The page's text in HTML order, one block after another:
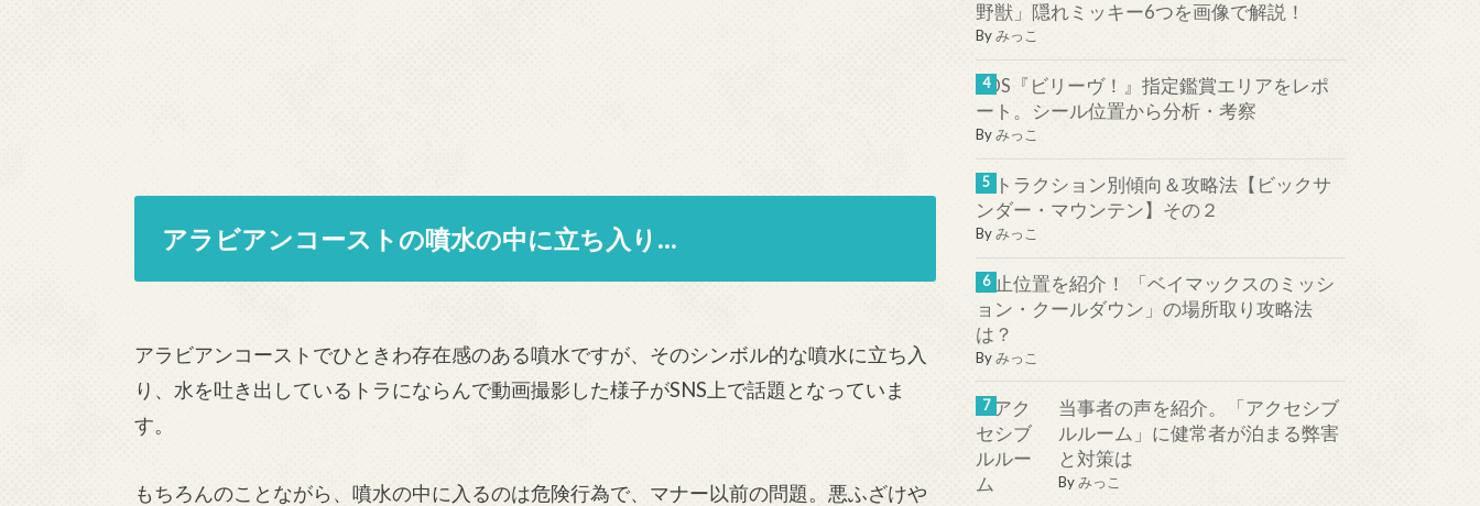
アラビアンコーストの噴水の中に立ち入り…
アラビアンコーストでひときわ存在感のある噴水ですが、そのシンボル的な噴水に立ち入
り、水を吐き出しているトラにならんで動画撮影した様子がSNS上で話題となっていま
す。
もちろんのことながら、噴水の中に入るのは危険行為で、マナー以前の問題。悪ふざけや
野獣」隠れミッキー6つを画像で解説！
Byみっこ
TDS『ビリーヴ！』指定鑑賞エリアをレポ
ート。シール位置から分析・考察
Byみっこ
アトラクション別傾向＆攻略法【ビックサ
ンダー・マウンテン】その２
Byみっこ
停止位置を紹介！ 「ベイマックスのミッシ
ョン・クールダウン」の場所取り攻略法
は？
Byみっこ
当事者の声を紹介。「アクセシブ
ルルーム」に健常者が泊まる弊害
と対策は
Byみっこ